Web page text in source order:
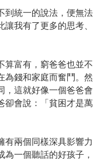
到統一的說法，便無法
我有了更多的思考、
算富有，窮爸爸也並不
為錢和家庭而奮鬥。然
，這就好像一個爸爸會
卻會說：「貧困才是萬
有兩個同樣深具影響力
一個聽話的好孩子，